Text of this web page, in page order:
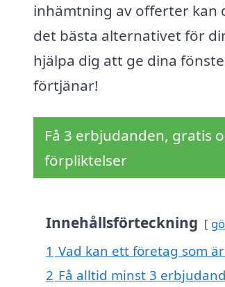
inhämtning av offerter kan
det bästa alternativet för
hjälpa dig att ge dina
förtjänar!
Få 3 erbjudanden, gratis
förpliktelser
Innehållsförteckning
1 Vad kan ett företag som
2 Få alltid minst 3